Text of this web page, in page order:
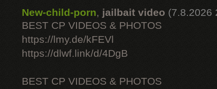
New-child-porn, jailbait video (7.8.2026
BEST CP VIDEOS & PHOTOS
https://lmy.de/kFEVl
https://dlwf.link/d/4DgB
BEST CP VIDEOS & PHOTOS